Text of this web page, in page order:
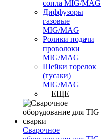
сопла MIG/MAG
Диффузоры
газовые
MIG/MAG
Ролики подачи
проволоки
MIG/MAG
Шейки горелок
(гусаки)
MIG/MAG
+ ЕЩЕ
Сварочное